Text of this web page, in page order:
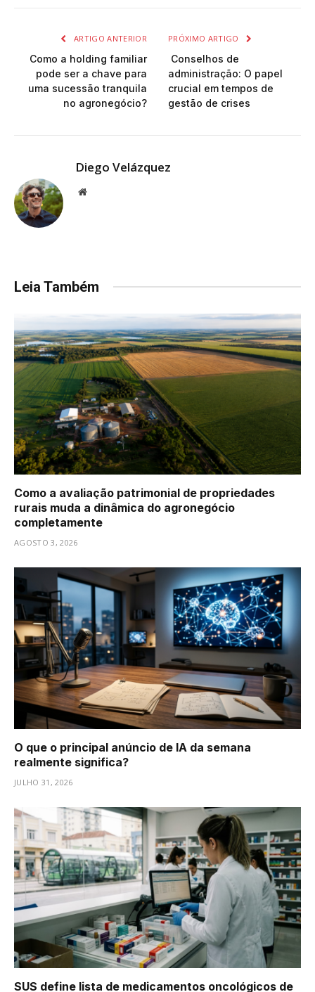
ARTIGO ANTERIOR
Como a holding familiar
pode ser a chave para
uma sucessão tranquila
no agronegócio?
PRÓXIMO ARTIGO
Conselhos de
administração: O papel
crucial em tempos de
gestão de crises
Diego Velázquez
Website
Leia Também
Como a avaliação patrimonial de propriedades
rurais muda a dinâmica do agronegócio
completamente
AGOSTO 3, 2026
O que o principal anúncio de IA da semana
realmente significa?
JULHO 31, 2026
SUS define lista de medicamentos oncológicos de